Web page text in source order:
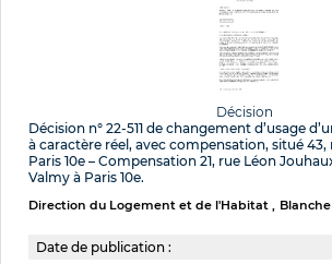
Décision
Décision n° 22-511 de changement d’usage
à caractère réel, avec compensation, situé 43,
Paris 10e – Compensation 21, rue Léon
Valmy à Paris 10e.
Direction du Logement et de l'Habitat Blanche
Date de publication :